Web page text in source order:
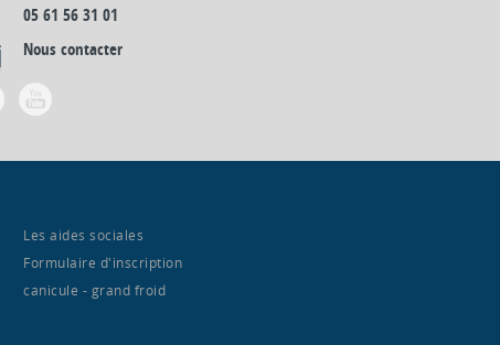
05 61 56 31 01
Nous contacter
Les aides sociales
Formulaire d'inscription
canicule - grand froid